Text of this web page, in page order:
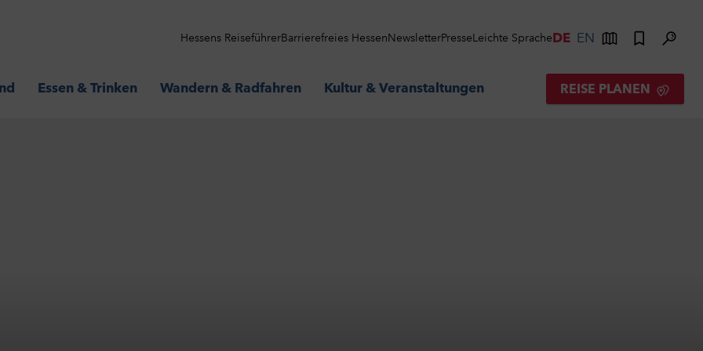
Hessens ReiseführerBarrierefreies Hessen NewsletterPresse Leichte Sprache DE EN
Essen & Trinken Wandern & Radfahren Kultur & Veranstaltungen REISE PLANEN